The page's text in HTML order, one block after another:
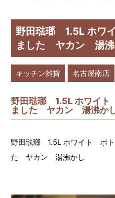
野田琺瑯 1.5L ホワ
ました ヤカン 湯沸
キッチン雑貨 名古屋南店
野田琺瑯 1.5L ホワイ
ました ヤカン 湯沸か
野田琺瑯 1.5L ホワイト ポト
た ヤカン 湯沸かし